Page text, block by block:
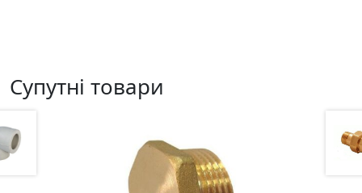
Супутні товари